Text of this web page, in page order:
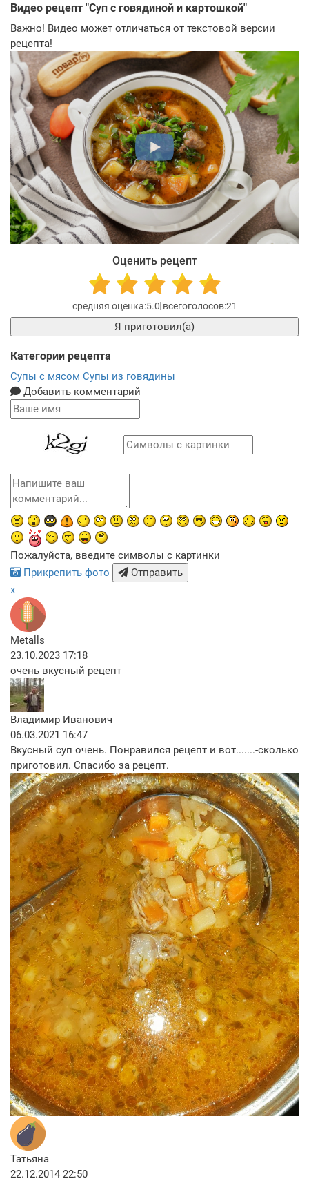
Видео рецепт "Суп с говядиной и картошкой"
Важно! Видео может отличаться от текстовой версии
рецепта!
Оценить рецепт
5.0 21
Я приготовил(а)
Категории рецепта
Супы с мясом Супы из говядины
Добавить комментарий
Пожалуйста, введите символы с картинки
Прикрепить фото
Отправить
x
Metalls
23.10.2023 17:18
очень вкусный рецепт
Владимир Иванович
06.03.2021 16:47
Вкусный суп очень. Понравился рецепт и вот.......-сколько
приготовил. Спасибо за рецепт.
Татьяна
22.12.2014 22:50